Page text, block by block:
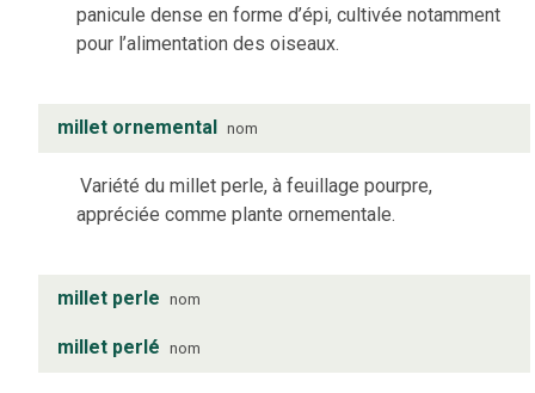
panicule dense en forme d’épi, cultivée notamment
pour l’alimentation des oiseaux.
millet ornemental nom
Variété du millet perle, à feuillage pourpre,
appréciée comme plante ornementale.
millet perle nom
millet perlé nom